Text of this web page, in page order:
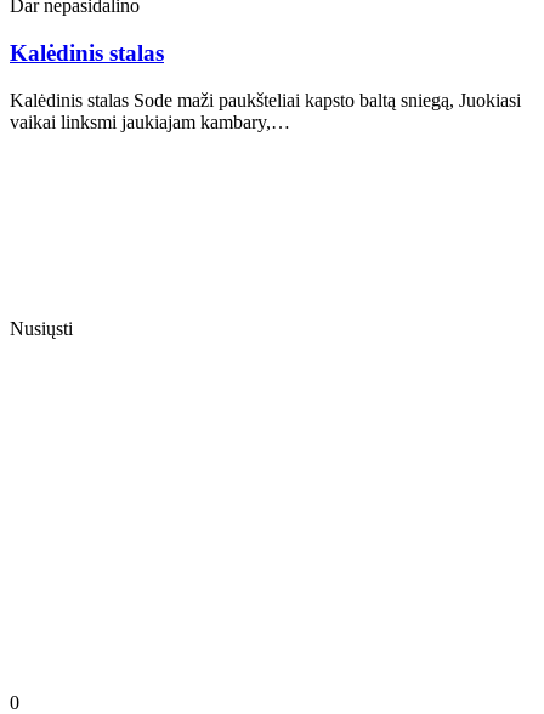
Dar nepasidalino
Kalėdinis stalas
Kalėdinis stalas Sode maži paukšteliai kapsto baltą sniegą, Juokiasi
vaikai linksmi jaukiajam kambary,…
Nusiųsti
0